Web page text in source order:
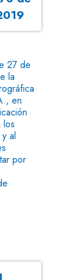
27 de
la
en
los
al
por